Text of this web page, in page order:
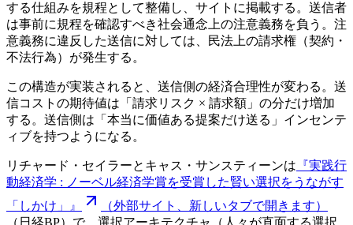
する仕組みを規程として整備し、サイトに掲載する。送信者
は事前に規程を確認すべき社会通念上の注意義務を負う。注
意義務に違反した送信に対しては、民法上の請求権（契約・
不法行為）が発生する。
この構造が実装されると、送信側の経済合理性が変わる。送
信コストの期待値は「請求リスク × 請求額」の分だけ増加
する。送信側は「本当に価値ある提案だけ送る」インセンテ
ィブを持つようになる。
リチャード・セイラーとキャス・サンスティーンは 『実践行
動経済学 : ノーベル経済学賞を受賞した賢い選択をうながす
「しかけ」』
（外部サイト、新しいタブで開きます）